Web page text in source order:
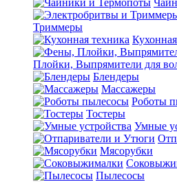
Триммеры
Плойки, Выпрямители для
Блендеры
Массажеры
Роботы
Тостеры
Умные
Мясорубки
Пылесосы